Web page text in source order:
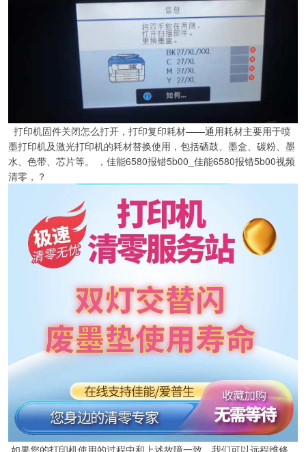
打印机固件关闭怎么打开，打印复印耗材——通用耗材主要用于喷
墨打印机及激光打印机的耗材替换使用，包括硒鼓、墨盒、碳粉、墨
水、色带、芯片等。 ，佳能6580报错5b00_佳能6580报错5b00视频
清零，？